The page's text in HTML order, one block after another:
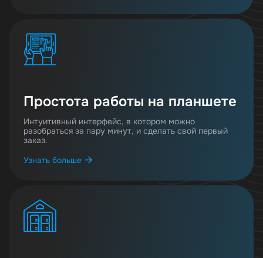
Простота работы на планшете
Интуитивный интерфейс, в котором можно
разобраться за пару минут, и сделать свой первый
заказ.
Узнать больше